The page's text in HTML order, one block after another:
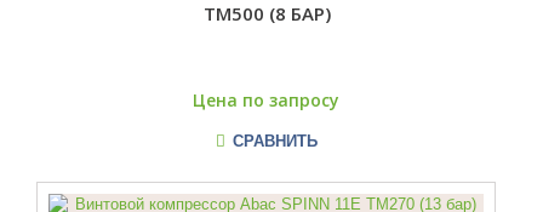
TM500 (8 БАР)
Цена по запросу
СРАВНИТЬ